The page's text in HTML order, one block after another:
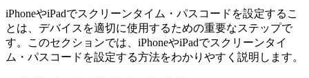
iPhoneやiPadでスクリーンタイム・パスコードを設定するこ
とは、デバイスを適切に使用するための重要なステップで
す。このセクションでは、iPhoneやiPadでスクリーンタイ
ム・パスコードを設定する方法をわかりやすく説明します。